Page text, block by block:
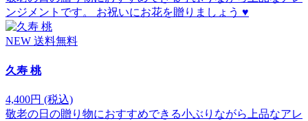
ンジメントです。 お祝いにお花を贈りましょう ♥
NEW 送料無料
久寿 桃
4,400円 (税込)
敬老の日の贈り物におすすめできる小ぶりながら上品なアレ